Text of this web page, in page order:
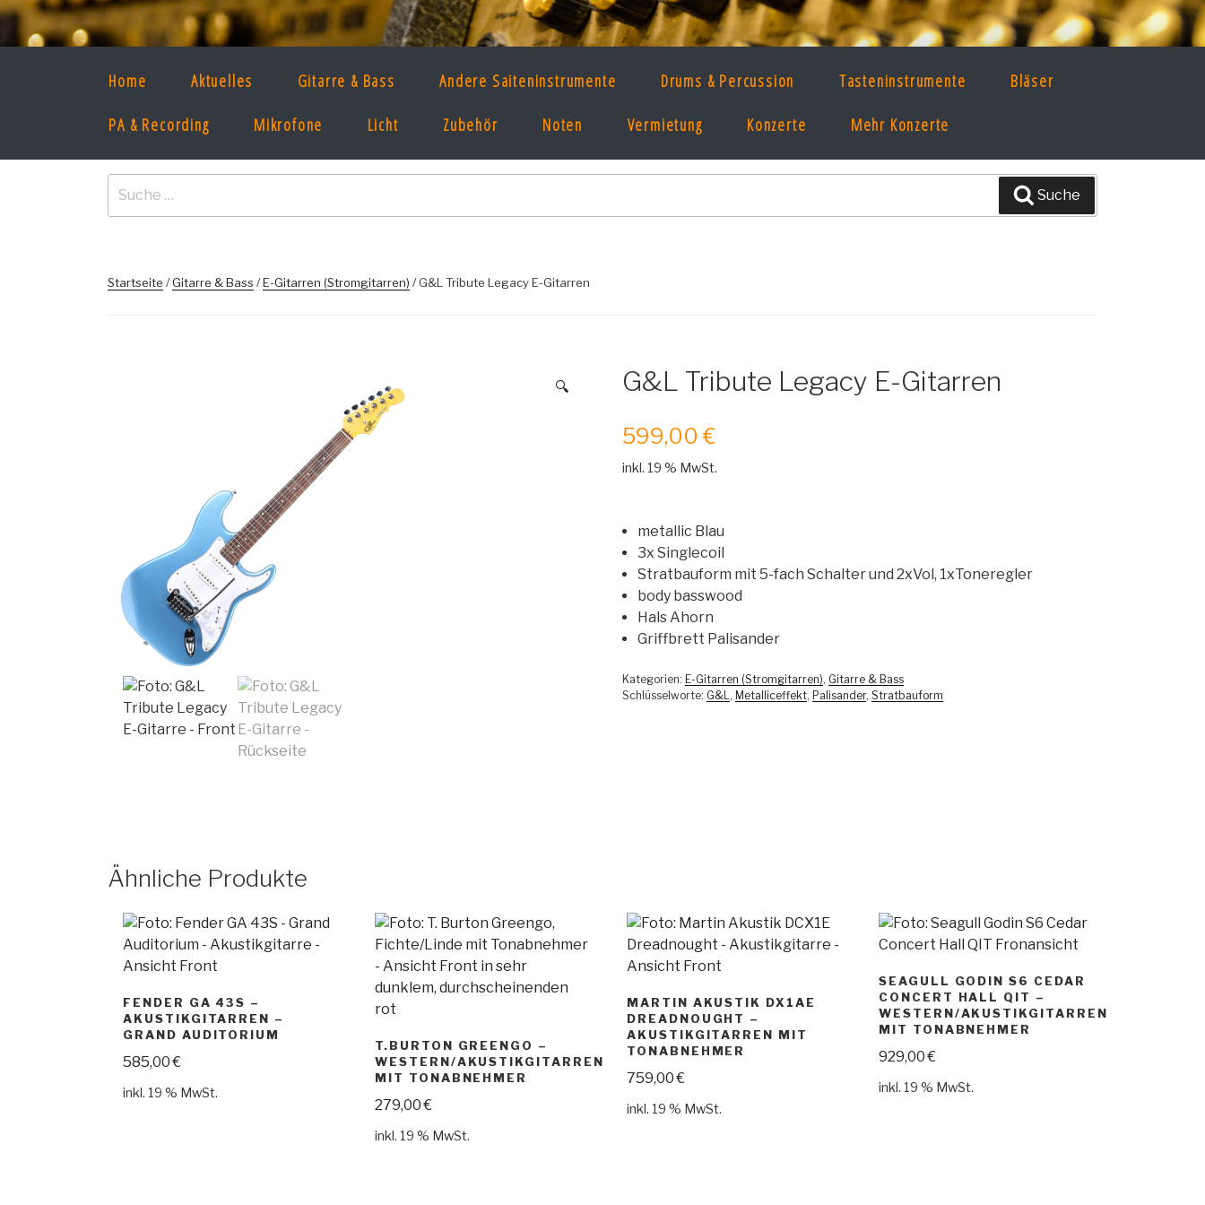
Zum
Inhalt
CONCERT IDEE MUSIKLADEN
Home Aktuelles Gitarre & Bass Andere Saiteninstrumente Drums & Percussion Tasteninstrumente Bläser
PA & Recording Mikrofone Licht Zubehör Noten Vermietung Konzerte Mehr Konzerte
nach:
Suche
Startseite /Gitarre & Bass /E-Gitarren (Stromgitarren) / G&L Tribute Legacy E-Gitarren
🔍 G&L Tribute Legacy E-Gitarren
599,00€
inkl. 19 % MwSt.
metallic Blau
3x Singlecoil
Stratbauform mit 5-fach Schalter und 2xVol, 1xToneregler
body basswood
Hals Ahorn
Griffbrett Palisander
Kategorien: E-Gitarren (Stromgitarren), Gitarre & Bass
Schlüsselworte: G&L, Metalliceffekt, Palisander,Stratbauform
Ähnliche Produkte
FENDER GA 43S –
AKUSTIKGITARREN –
GRAND AUDITORIUM
585,00€
inkl. 19 % MwSt.
T.BURTON GREENGO –
WESTERN/AKUSTIKGITARREN
MIT TONABNEHMER
279,00€
inkl. 19 % MwSt.
MARTIN AKUSTIK DX1AE
DREADNOUGHT –
AKUSTIKGITARREN MIT
TONABNEHMER
759,00€
inkl. 19 % MwSt.
SEAGULL GODIN S6 CEDAR
CONCERT HALL QIT –
WESTERN/AKUSTIKGITARREN
MIT TONABNEHMER
929,00€
inkl. 19 % MwSt.